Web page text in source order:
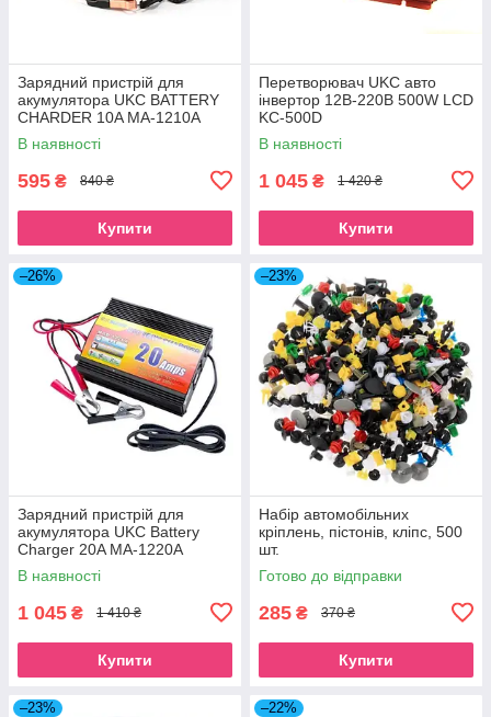
Зарядний пристрій для
акумулятора UKC BATTERY
CHARDER 10A MA-1210A
1888
В наявності
595 ₴ 840 ₴
Купити
Перетворювач UKC авто
інвертор 12В-220В 500W LCD
KC-500D
В наявності
1 045 ₴ 1 420 ₴
Купити
–26%
Зарядний пристрій для
акумулятора UKC Battery
Charger 20A MA-1220A
В наявності
1 045 ₴ 1 410 ₴
Купити
–23%
Набір автомобільних
кріплень, пістонів, кліпс, 500
шт.
Готово до відправки
285 ₴ 370 ₴
Купити
–23% –22%